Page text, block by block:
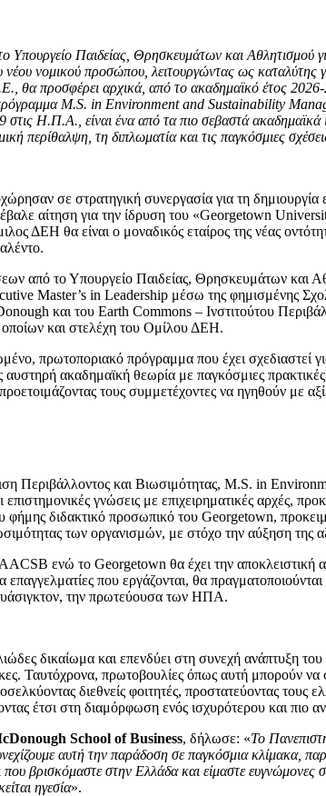
Υπουργείο Παιδείας, Θρησκευμάτων και
νομικού προσώπου, λειτουργώντας ως καταλύτης
θα προσφέρει αρχικά, από το ακαδημαϊκό έτος
M.S. in Environment and Sustainability
στις Η.Π.Α., είναι ένα από τα πιο σεβαστά
περίθαλψη, τη διπλωματία και τις παγκόσμιες
σε στρατηγική συνεργασία για τη
αίτηση για την ίδρυση του «Georgetown
ΔΕΗ θα είναι ο μοναδικός εταίρος της νέας
από το Υπουργείο Παιδείας, Θρησκευμάτων και
Master’s in Leadership μέσω της φημισμένης
και του Earth Commons – Ινστιτούτου
και στελέχη του Ομίλου ΔΕΗ.
πρωτοποριακό πρόγραμμα που έχει σχεδιαστεί
ακαδημαϊκή θεωρία με παγκόσμιες
τους συμμετέχοντες να ηγηθούν με
Περιβάλλοντος και Βιωσιμότητας, M.S. in
γνώσεις με επιχειρηματικές αρχές,
διδακτικό προσωπικό του Georgetown,
των οργανισμών, με στόχο την αύξηση
ενώ το Georgetown θα έχει την
που εργάζονται, θα
την πρωτεύουσα των ΗΠΑ.
δικαίωμα και επενδύει στη συνεχή ανάπτυξη
Ταυτόχρονα, πρωτοβουλίες όπως αυτή μπορούν
διεθνείς φοιτητές, προστατεύοντας τους
έτσι στη διαμόρφωση ενός ισχυρότερου και πιο
School of Business, δήλωσε: «Το
αυτή την παράδοση σε παγκόσμια κλίμακα,
που βρισκόμαστε στην Ελλάδα και είμαστε
ηγεσία».